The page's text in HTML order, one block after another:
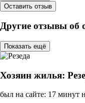
Оставить отзыв
Другие отзывы об
Показать ещё
Хозяин жилья:
был на сайте: 17 минут